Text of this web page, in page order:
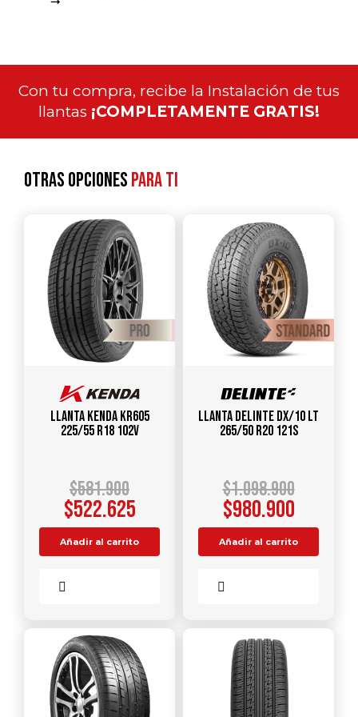
Con tu compra, recibe la Instalación de tus
llantas ¡COMPLETAMENTE GRATIS!
Otras opcionespara ti
Llanta KENDA KR605
225/55 R18 102V
$581.900
$522.625
Añadir al carrito
Llanta DELINTE DX/10 LT
265/50 R20 121S
$1.098.900
$980.900
Añadir al carrito